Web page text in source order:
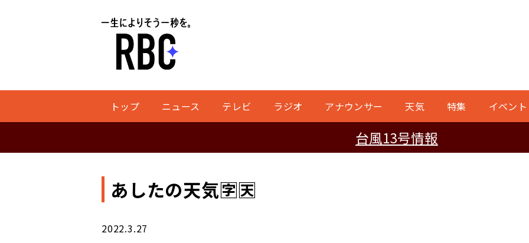
トップ ニュース テレビ ラジオ アナウンサー 天気 特集 イベント
台風13号情報
あしたの天気🈑🈗
2022.3.27